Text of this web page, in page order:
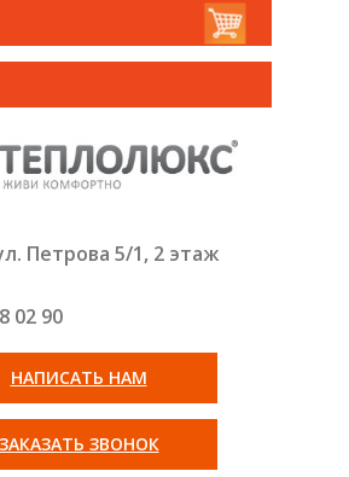
Петрова 5/1, 2 этаж
02 90
НАПИСАТЬ НАМ
ЗАКАЗАТЬ ЗВОНОК